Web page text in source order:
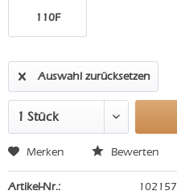
110F
Auswahl zurücksetzen
Merken Bewerten
Artikel-Nr.: